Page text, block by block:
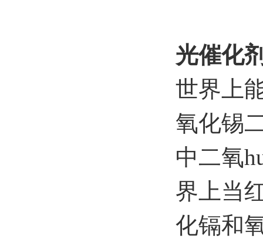
光催化
世界上
氧化锡
中二氧
界上当
化镉和